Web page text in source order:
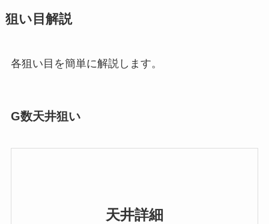
狙い目解説
各狙い目を簡単に解説します。
G数天井狙い
天井詳細